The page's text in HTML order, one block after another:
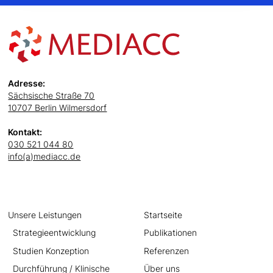
Adresse:
Sächsische Straße 70
10707 Berlin Wilmersdorf
Kontakt:
030 521 044 80
info(a)mediacc.de
Unsere Leistungen
Strategieentwicklung
Studien Konzeption
Durchführung / Klinische
Startseite
Publikationen
Referenzen
Über uns